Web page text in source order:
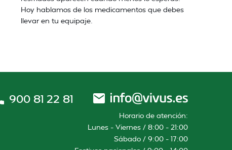
Hoy hablamos de los medicamentos que debes
llevar en tu equipaje.
900 81 22 81
Horario de atención:
Lunes – Viernes / 8:00 – 21:00
Sábado / 9:00 – 17:00